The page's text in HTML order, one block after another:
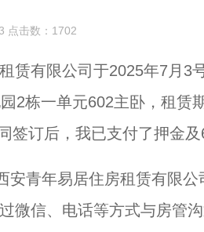
点击数： 1702
赁有限公司于2025年7月3
2栋一单元602主卧，租赁
签订后，我已支付了押金及
安青年易居住房租赁有限
微信、电话等方式与房管